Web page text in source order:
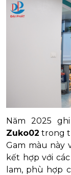
Năm 2025
Zuko02 trong
Gam màu này
kết hợp với
lam, phù hợp